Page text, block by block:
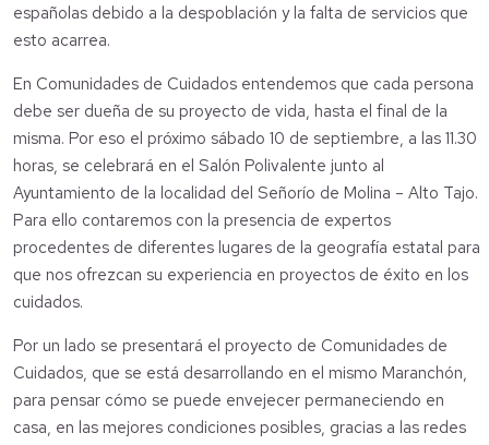
españolas debido a la despoblación y la falta de servicios que
esto acarrea.
En Comunidades de Cuidados entendemos que cada persona
debe ser dueña de su proyecto de vida, hasta el final de la
misma. Por eso el próximo sábado 10 de septiembre, a las 11.30
horas, se celebrará en el Salón Polivalente junto al
Ayuntamiento de la localidad del Señorío de Molina – Alto Tajo.
Para ello contaremos con la presencia de expertos
procedentes de diferentes lugares de la geografía estatal para
que nos ofrezcan su experiencia en proyectos de éxito en los
cuidados.
Por un lado se presentará el proyecto de Comunidades de
Cuidados, que se está desarrollando en el mismo Maranchón,
para pensar cómo se puede envejecer permaneciendo en
casa, en las mejores condiciones posibles, gracias a las redes